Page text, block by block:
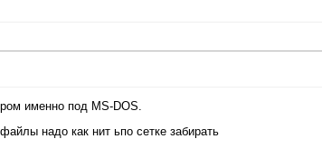
именно под MS-DOS.
надо как нит ьпо сетке забирать